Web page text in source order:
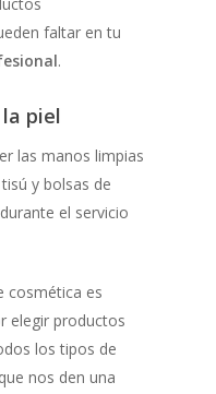
faltar en tu
.
piel
las manos limpias
y bolsas de
el servicio
cosmética es
elegir productos
los tipos de
nos den una